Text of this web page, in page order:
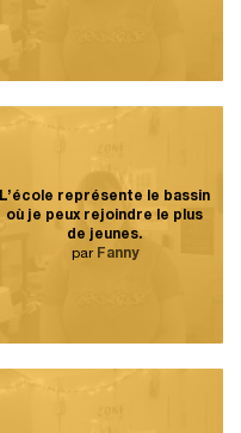
L’école représente le bassin
où je peux rejoindre le plus
de jeunes.
par Fanny